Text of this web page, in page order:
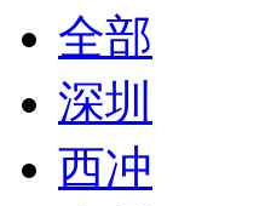
全部
深圳
西冲